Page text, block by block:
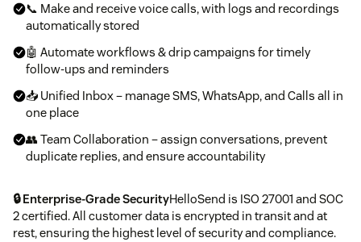
📞 Make and receive voice calls, with logs and recordings
automatically stored
🤖 Automate workflows & drip campaigns for timely
follow-ups and reminders
📥 Unified Inbox – manage SMS, WhatsApp, and Calls all in
one place
👥 Team Collaboration – assign conversations, prevent
duplicate replies, and ensure accountability
🔒 Enterprise-Grade SecurityHelloSend is ISO 27001 and SOC
2 certified. All customer data is encrypted in transit and at
rest, ensuring the highest level of security and compliance.